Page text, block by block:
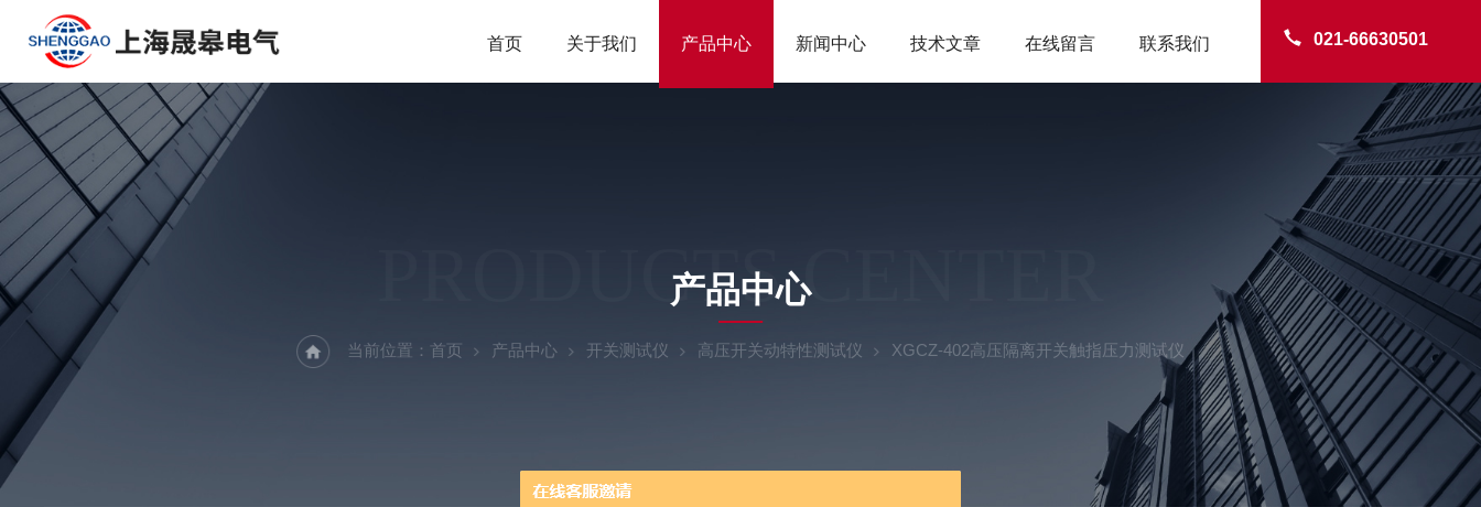
021-66630501
首页 关于我们 产品中心 新闻中心 技术文章 在线留言 联系我们
PRODUCTS CENTER
产品中心
当前位置： 首页 产品中心 开关测试仪 高压开关动特性测试仪 XGCZ-402高压隔离开关触指压力测试仪